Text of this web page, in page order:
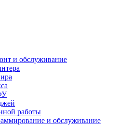
и обслуживание
работы
и обслуживание